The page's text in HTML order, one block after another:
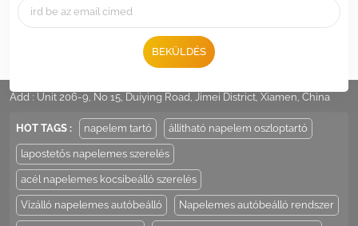
BEKÜLDÉS
Add : Unit 206-9, No 15, Duiying Road, Jimei District, Xiamen, China
HOT TAGS : napelem tartó állítható napelem oszloptartó
lapostetős napelemes szerelés
acél napelemes kocsibeálló szerelés
Vízálló napelemes autóbeálló Napelemes autóbeálló rendszer